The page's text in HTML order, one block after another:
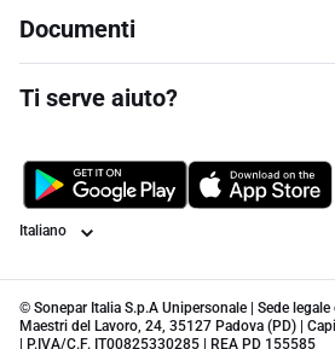
Documenti
Ti serve aiuto?
Lingua
© Sonepar Italia S.p.A Unipersonale | Sede
Maestri del Lavoro, 24, 35127 Padova (PD) |
| P.IVA/C.F. IT00825330285 | REA PD 155585